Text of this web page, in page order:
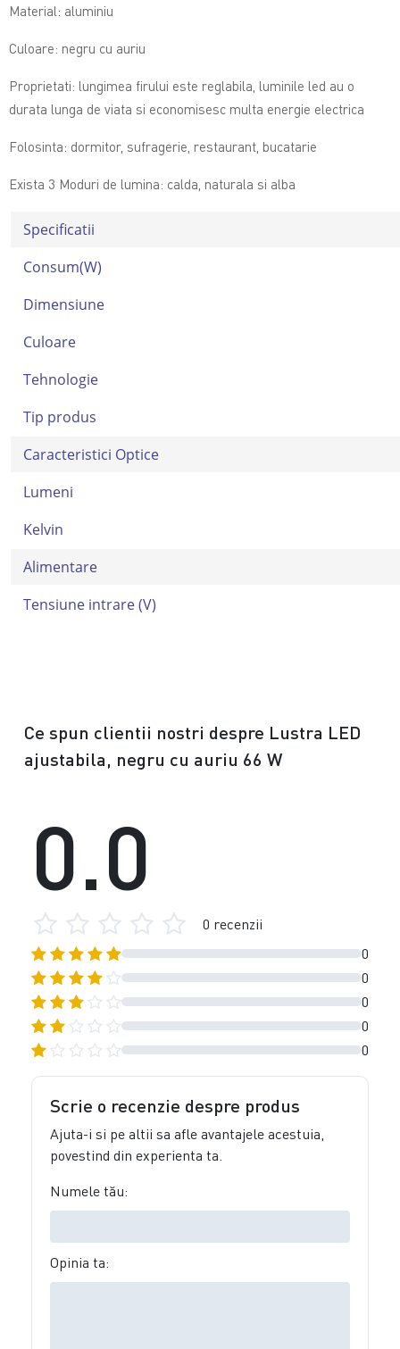
Material: aluminiu
Culoare: negru cu auriu
Proprietati: lungimea firului este reglabila, luminile led au o
durata lunga de viata si economisesc multa energie electrica
Folosinta: dormitor, sufragerie, restaurant, bucatarie
Exista 3 Moduri de lumina: calda, naturala si alba
Specificatii
Consum(W)
Dimensiune
Culoare
Tehnologie
Tip produs
Caracteristici Optice
Lumeni
Kelvin
Alimentare
Tensiune intrare (V)
Ce spun clientii nostri despre Lustra LED
ajustabila, negru cu auriu 66 W
0
0
0
0
0
0.0
0 recenzii
Scrie o recenzie despre produs
Ajuta-i si pe altii sa afle avantajele acestuia,
povestind din experienta ta.
Numele tău:
Opinia ta: